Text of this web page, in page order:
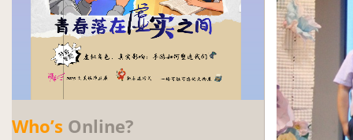
Who’s Online?